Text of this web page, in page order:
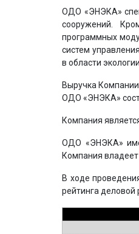
ОДО «ЭНЭКА»
сооружений.
программных
систем
в области
Выручка
ОДО «ЭНЭКА»
Компания
ОДО «ЭНЭКА»
Компания
В ходе
рейтинга деловой